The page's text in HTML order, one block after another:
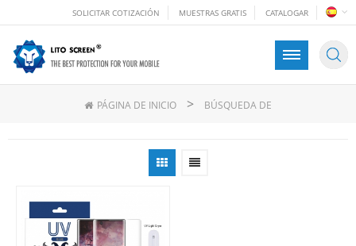
SOLICITAR COTIZACIÓN MUESTRAS GRATIS CATALOGAR
PÁGINA DE INICIO > BÚSQUEDA DE